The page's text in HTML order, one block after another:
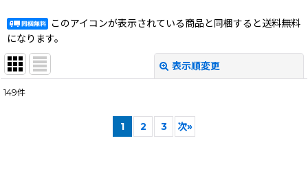
このアイコンが表示されている商品と同梱すると送料無料
になります。
表示順変更
149件
1 2 3 次»